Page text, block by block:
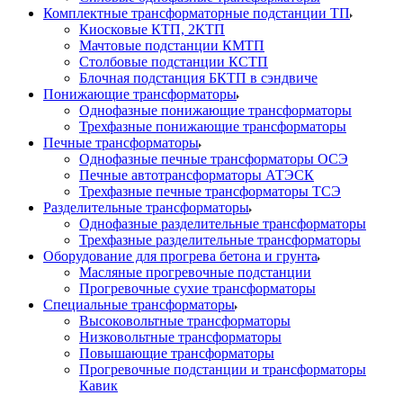
Комплектные трансформаторные подстанции ТП
Киосковые КТП, 2КТП
Мачтовые подстанции КМТП
Столбовые подстанции КСТП
Блочная подстанция БКТП в сэндвиче
Понижающие трансформаторы
Однофазные понижающие трансформаторы
Трехфазные понижающие трансформаторы
Печные трансформаторы
Однофазные печные трансформаторы ОСЭ
Печные автотрансформаторы АТЭСК
Трехфазные печные трансформаторы ТСЭ
Разделительные трансформаторы
Однофазные разделительные трансформаторы
Трехфазные разделительные трансформаторы
Оборудование для прогрева бетона и грунта
Масляные прогревочные подстанции
Прогревочные сухие трансформаторы
Специальные трансформаторы
Высоковольтные трансформаторы
Низковольтные трансформаторы
Повышающие трансформаторы
Прогревочные подстанции и трансформаторы
Кавик